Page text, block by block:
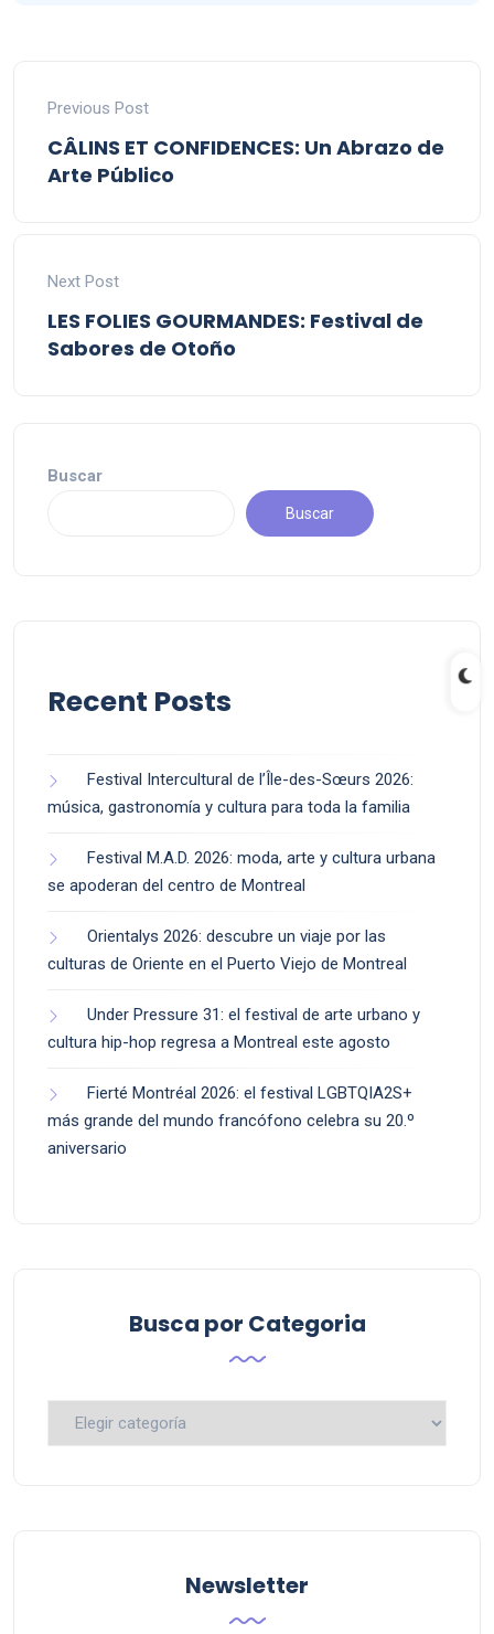
Previous Post
CÂLINS ET CONFIDENCES: Un Abrazo de
Arte Público
Next Post
LES FOLIES GOURMANDES: Festival de
Sabores de Otoño
Buscar
Buscar
Recent Posts
Festival Intercultural de l’Île-des-Sœurs 2026:
música, gastronomía y cultura para toda la familia
Festival M.A.D. 2026: moda, arte y cultura urbana
se apoderan del centro de Montreal
Orientalys 2026: descubre un viaje por las
culturas de Oriente en el Puerto Viejo de Montreal
Under Pressure 31: el festival de arte urbano y
cultura hip-hop regresa a Montreal este agosto
Fierté Montréal 2026: el festival LGBTQIA2S+
más grande del mundo francófono celebra su 20.º
aniversario
Busca por Categoria
Busca
Newsletter